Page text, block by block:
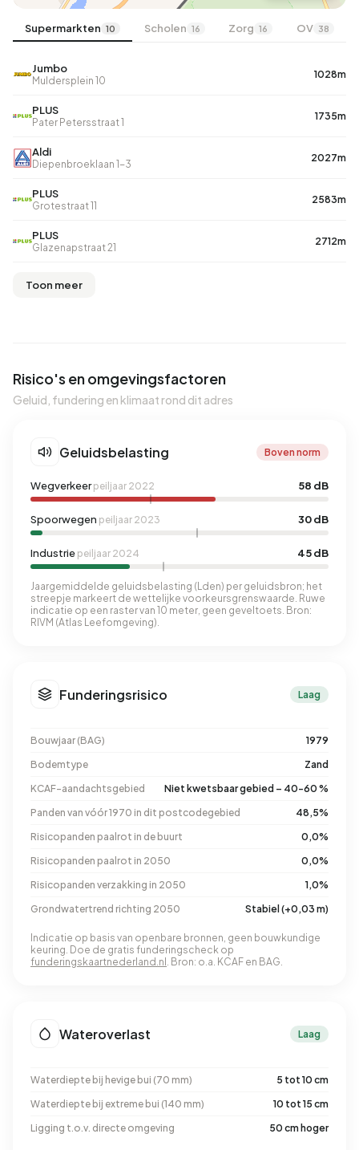
Supermarkten 10 Scholen 16 Zorg 16 OV 38
Jumbo
Muldersplein 10
1028m
PLUS
Pater Petersstraat 1
1735m
Aldi
Diepenbroeklaan 1-3
2027m
PLUS
Grotestraat 11
2583m
PLUS
Glazenapstraat 21
2712m
Toon meer
Risico's en omgevingsfactoren
Geluid, fundering en klimaat rond dit adres
Geluidsbelasting Boven norm
Wegverkeerpeiljaar 2022 58 dB
Spoorwegen peiljaar 2023 30 dB
Industrie peiljaar 2024 45 dB
Jaargemiddelde geluidsbelasting (Lden) per geluidsbron; het
streepje markeert de wettelijke voorkeursgrenswaarde. Ruwe
indicatie op een raster van 10 meter, geen geveltoets. Bron:
RIVM (Atlas Leefomgeving).
Funderingsrisico Laag
Bouwjaar (BAG)
1979
Bodemtype
Zand
KCAF-aandachtsgebied
Niet kwetsbaar gebied – 40-60 %
Panden van vóór 1970 in dit postcodegebied
48,5%
Risicopanden paalrot in de buurt
0,0%
Risicopanden paalrot in 2050
0,0%
Risicopanden verzakking in 2050
1,0%
Grondwatertrend richting 2050
Stabiel (+0,03 m)
Indicatie op basis van openbare bronnen, geen bouwkundige
keuring. Doe de gratis funderingscheck op
funderingskaartnederland.nl . Bron: o.a. KCAF en BAG.
Wateroverlast Laag
Waterdiepte bij hevige bui (70 mm)
5 tot 10 cm
Waterdiepte bij extreme bui (140 mm)
10 tot 15 cm
Ligging t.o.v. directe omgeving
50 cm hoger